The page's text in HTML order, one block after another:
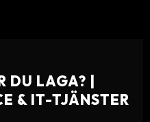
DU LAGA? |
& IT-TJÄNSTER